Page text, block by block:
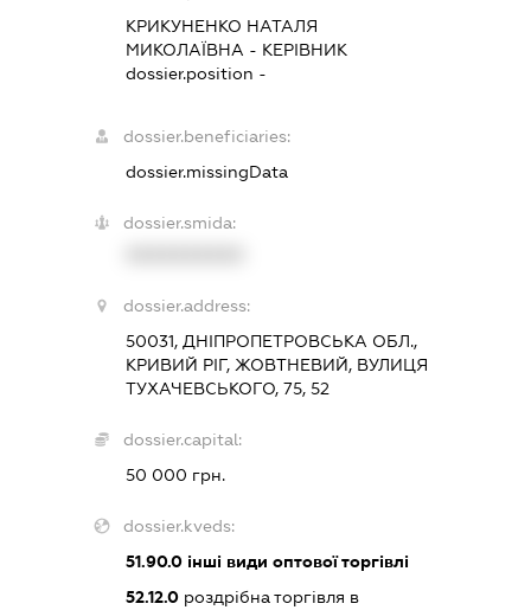
КРИКУНЕНКО НАТАЛЯ
МИКОЛАЇВНА - КЕРІВНИК
dossier.position -
dossier.beneficiaries:
dossier.missingData
dossier.smida:
dossier.address:
50031, ДНІПРОПЕТРОВСЬКА ОБЛ.,
КРИВИЙ РІГ, ЖОВТНЕВИЙ, ВУЛИЦЯ
ТУХАЧЕВСЬКОГО, 75, 52
dossier.capital:
50 000 грн.
dossier.kveds:
51.90.0 інші види оптової торгівлі
52.12.0 роздрібна торгівля в